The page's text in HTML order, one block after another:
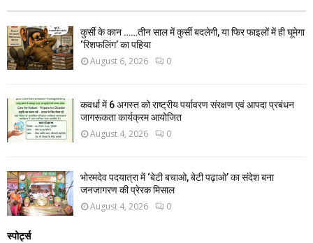
कुर्सी के कान ……तीन साल में कुर्सी बदलेगी, या फिर फाइलों में ही घूमेगा
‘रिशफलिंग’ का पहिया
August 6, 2026 0
कवर्धा में 6 अगस्त को राष्ट्रीय पर्यावरण संरक्षण एवं आपदा प्रबंधन
जागरूकता कार्यक्रम आयोजित
August 4, 2026 0
भोरमदेव पदयात्रा में ‘बेटी बचाओ, बेटी पढ़ाओ’ का संदेश बना
जनजागरण की प्रेरक मिसाल
August 4, 2026 0
स्पोर्ट्स